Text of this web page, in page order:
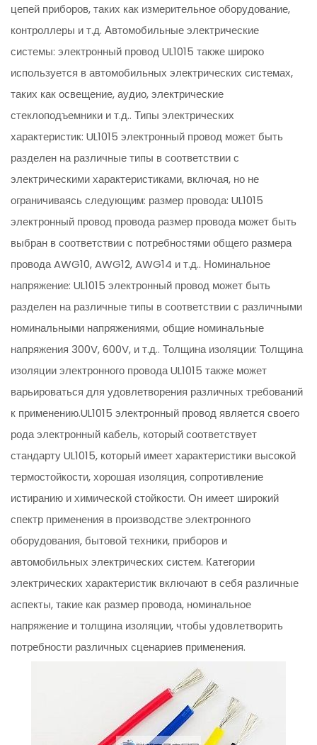
цепей приборов, таких как измерительное оборудование,
контроллеры и т.д. Автомобильные электрические
системы: электронный провод UL1015 также широко
используется в автомобильных электрических системах,
таких как освещение, аудио, электрические
стеклоподъемники и т.д.. Типы электрических
характеристик: UL1015 электронный провод может быть
разделен на различные типы в соответствии с
электрическими характеристиками, включая, но не
ограничиваясь следующим: размер провода: UL1015
электронный провод провода размер провода может быть
выбран в соответствии с потребностями общего размера
провода AWG10, AWG12, AWG14 и т.д.. Номинальное
напряжение: UL1015 электронный провод может быть
разделен на различные типы в соответствии с различными
номинальными напряжениями, общие номинальные
напряжения 300V, 600V, и т.д.. Толщина изоляции: Толщина
изоляции электронного провода UL1015 также может
варьироваться для удовлетворения различных требований
к применению.UL1015 электронный провод является своего
рода электронный кабель, который соответствует
стандарту UL1015, который имеет характеристики высокой
термостойкости, хорошая изоляция, сопротивление
истиранию и химической стойкости. Он имеет широкий
спектр применения в производстве электронного
оборудования, бытовой техники, приборов и
автомобильных электрических систем. Категории
электрических характеристик включают в себя различные
аспекты, такие как размер провода, номинальное
напряжение и толщина изоляции, чтобы удовлетворить
потребности различных сценариев применения.